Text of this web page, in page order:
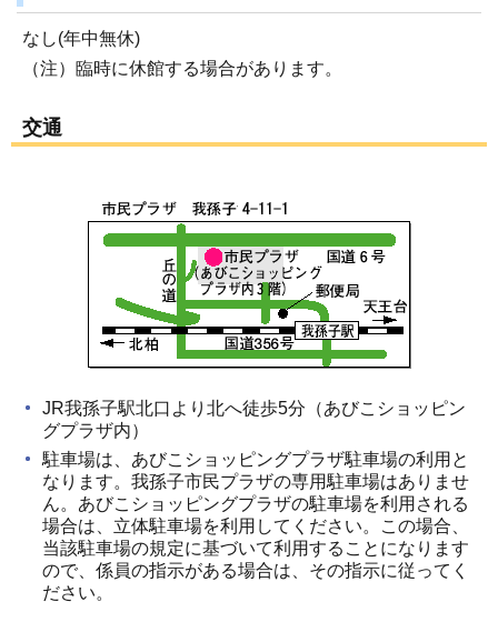
なし(年中無休)
（注）臨時に休館する場合があります。
交通
JR我孫子駅北口より北へ徒歩5分（あびこショッピン
グプラザ内）
駐車場は、あびこショッピングプラザ駐車場の利用と
なります。我孫子市民プラザの専用駐車場はありませ
ん。あびこショッピングプラザの駐車場を利用される
場合は、立体駐車場を利用してください。この場合、
当該駐車場の規定に基づいて利用することになります
ので、係員の指示がある場合は、その指示に従ってく
ださい。